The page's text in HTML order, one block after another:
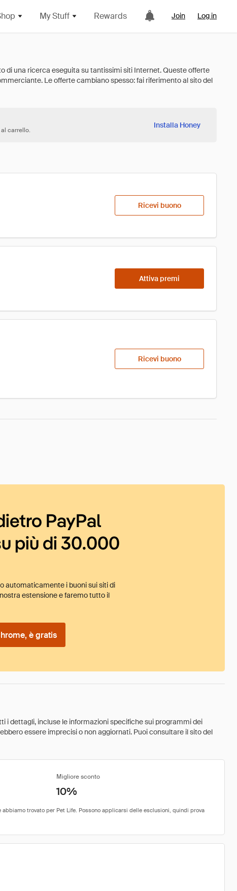
My Stuff Rewards Join Log in
carrello.
Installa Honey
Ricevi buono
Attiva premi
Ricevi buono
PayPal
più di 30.000
automaticamente i buoni sui siti di
estensione e faremo tutto il
è gratis
i dettagli, incluse le informazioni specifiche sui programmi dei
essere imprecisi o non aggiornati. Puoi consultare il sito del
Migliore sconto
10%